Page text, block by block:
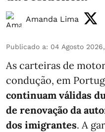
Amanda Lima
Publicado a: 04 Agosto
As carteiras de
condução, em
continuam válidas
de renovação da
dos imigrantes. A